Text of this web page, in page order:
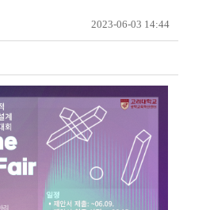
2023-06-03 14:44